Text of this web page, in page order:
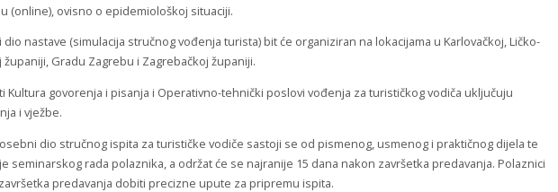
(online), ovisno o epidemiološkoj situaciji.
dio nastave (simulacija stručnog vođenja turista) bit će organiziran na lokacijama u Karlovačkoj, Ličko-
Gradu Zagrebu i Zagrebačkoj županiji.
Kultura govorenja i pisanja i Operativno-tehnički poslovi vođenja za turističkog vodiča uključuju
i vježbe.
dio stručnog ispita za turističke vodiče sastoji se od pismenog, usmenog i praktičnog dijela te
seminarskog rada polaznika, a održat će se najranije 15 dana nakon završetka predavanja. Polaznici
predavanja dobiti precizne upute za pripremu ispita.